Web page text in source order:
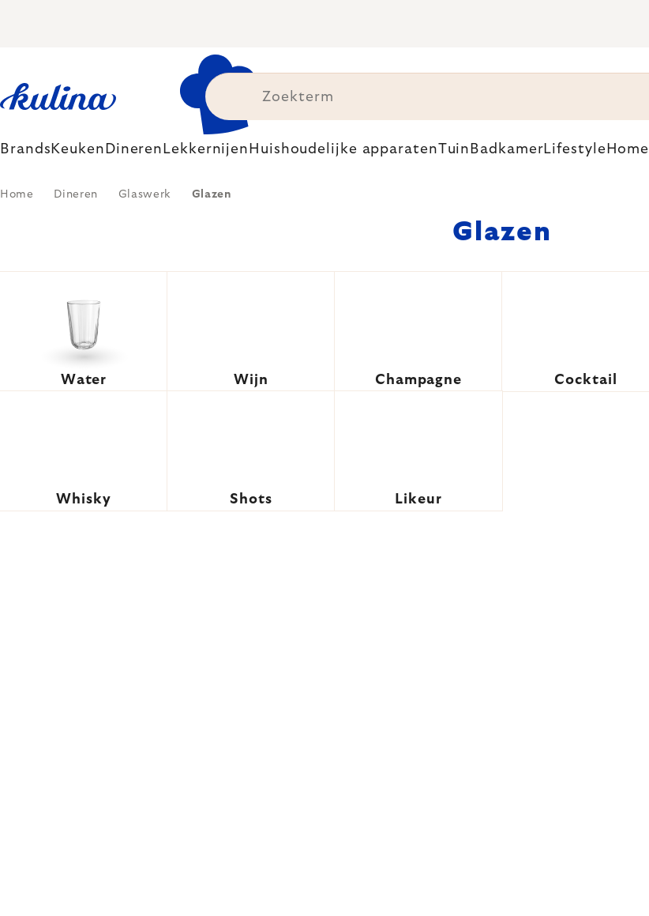
Brands Keuken Dineren Lekkernijen Huishoudelijke apparatenTuin BadkamerLifestyle Home
Home Dineren Glaswerk Glazen
Glazen
Water Wijn Champagne Cocktail
Whisky Shots Likeur